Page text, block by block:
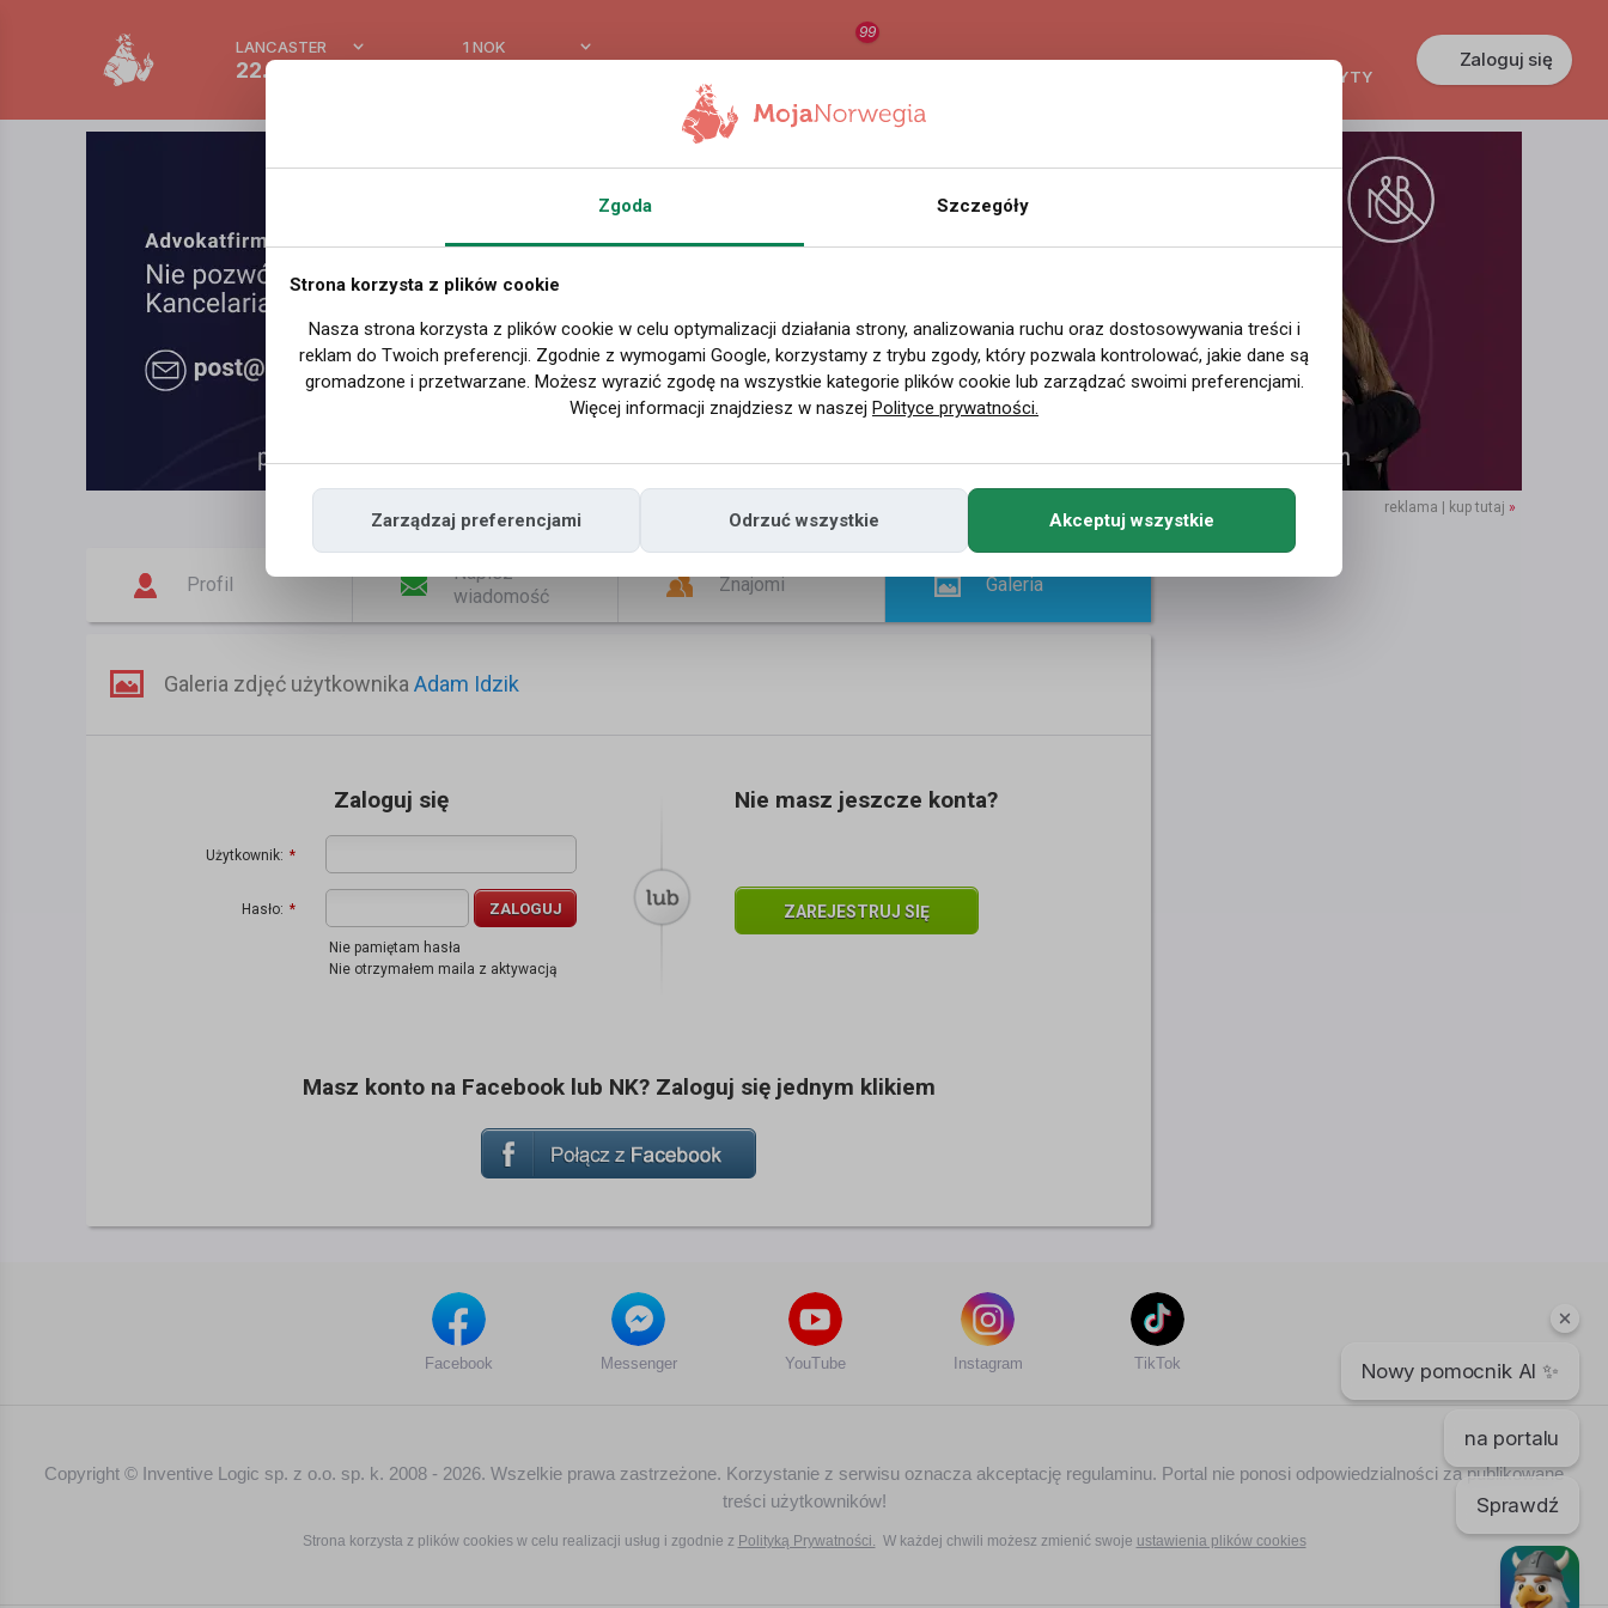
Nowy pomocnik AI ✨
na portalu
Sprawdź
LANCASTER
22.4 °C
1 NOK
99
KREDYTY
Zaloguj się
reklama | kup tutaj »
Profil
Napisz
wiadomość
Znajomi Galeria
Galeria zdjęć użytkownika Adam Idzik
Zaloguj się
Użytkownik: *
Hasło: * ZALOGUJ
Nie pamiętam hasła
Nie otrzymałem maila z aktywacją
Nie masz jeszcze konta?
ZAREJESTRUJ SIĘ
Masz konto na Facebook lub NK? Zaloguj się jednym klikiem
Facebook Messenger YouTube Instagram TikTok
Copyright © Inventive Logic sp. z o.o. sp. k. 2008 - 2026. Wszelkie prawa zastrzeżone. Korzystanie z serwisu oznacza akceptację regulaminu. Portal nie ponosi odpowiedzialności za publikowane
treści użytkowników!
Strona korzysta z plików cookies w celu realizacji usług i zgodnie z Polityką Prywatności. W każdej chwili możesz zmienić swoje ustawienia plików cookies
Zgoda Szczegóły
Strona korzysta z plików cookie
Nasza strona korzysta z plików cookie w celu optymalizacji działania strony, analizowania ruchu oraz dostosowywania treści i
reklam do Twoich preferencji. Zgodnie z wymogami Google, korzystamy z trybu zgody, który pozwala kontrolować, jakie dane są
gromadzone i przetwarzane. Możesz wyrazić zgodę na wszystkie kategorie plików cookie lub zarządzać swoimi preferencjami.
Więcej informacji znajdziesz w naszej Polityce prywatności.
Zarządzaj preferencjami Odrzuć wszystkie Akceptuj wszystkie